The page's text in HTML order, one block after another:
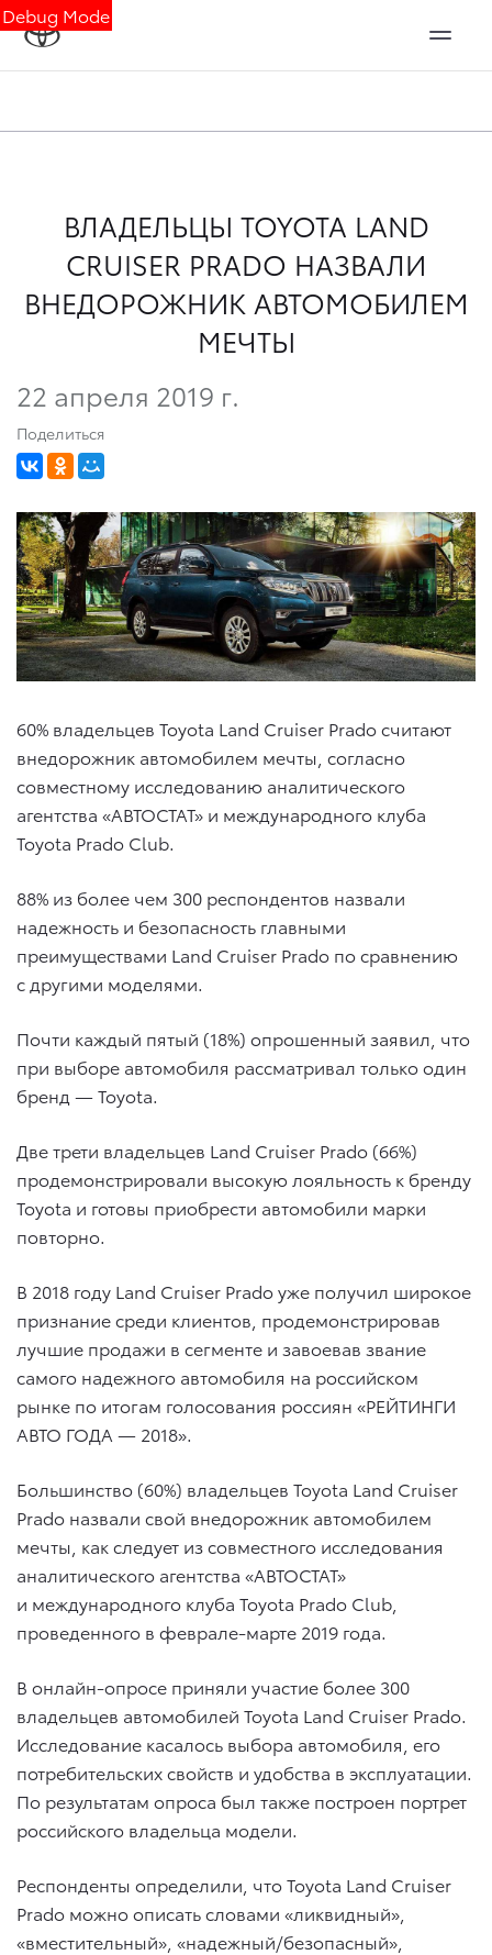
Debug Mode
ВЛАДЕЛЬЦЫ TOYOTA LAND
CRUISER PRADO НАЗВАЛИ
ВНЕДОРОЖНИК АВТОМОБИЛЕМ
МЕЧТЫ
22 апреля 2019 г.
Поделиться
60% владельцев Toyota Land Cruiser Prado считают
внедорожник автомобилем мечты, согласно
совместному исследованию аналитического
агентства «АВТОСТАТ» и международного клуба
Toyota Prado Club.
88% из более чем 300 респондентов назвали
надежность и безопасность главными
преимуществами Land Cruiser Prado по сравнению
с другими моделями.
Почти каждый пятый (18%) опрошенный заявил, что
при выборе автомобиля рассматривал только один
бренд — Toyota.
Две трети владельцев Land Cruiser Prado (66%)
продемонстрировали высокую лояльность к бренду
Toyota и готовы приобрести автомобили марки
повторно.
В 2018 году Land Cruiser Prado уже получил широкое
признание среди клиентов, продемонстрировав
лучшие продажи в сегменте и завоевав звание
самого надежного автомобиля на российском
рынке по итогам голосования россиян «РЕЙТИНГИ
АВТО ГОДА — 2018».
Большинство (60%) владельцев Toyota Land Cruiser
Prado назвали свой внедорожник автомобилем
мечты, как следует из совместного исследования
аналитического агентства «АВТОСТАТ»
и международного клуба Toyota Prado Club,
проведенного в феврале-марте 2019 года.
В онлайн-опросе приняли участие более 300
владельцев автомобилей Toyota Land Cruiser Prado.
Исследование касалось выбора автомобиля, его
потребительских свойств и удобства в эксплуатации.
По результатам опроса был также построен портрет
российского владельца модели.
Респонденты определили, что Toyota Land Cruiser
Prado можно описать словами «ликвидный»,
«вместительный», «надежный/безопасный»,